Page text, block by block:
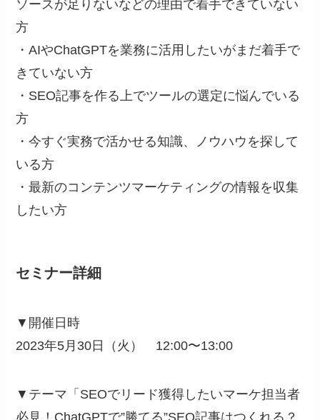
ソースが足りないなどの理由で着手できていない
方
・AIやChatGPTを業務に活用したいがまだ着手で
きていない方
・SEO記事を作る上でツールの選定に悩んでいる
方
・今すぐ実務で活かせる知識、ノウハウを探して
いる方
・最新のコンテンツマーケティングの情報を収集
したい方
セミナー詳細
▼開催日時
2023年5月30日（火） 12:00〜13:00
▼テーマ「SEOでリード獲得したいマーケ担当者
必見！ChatGPTで”勝てる”SEO記事はつくれる？